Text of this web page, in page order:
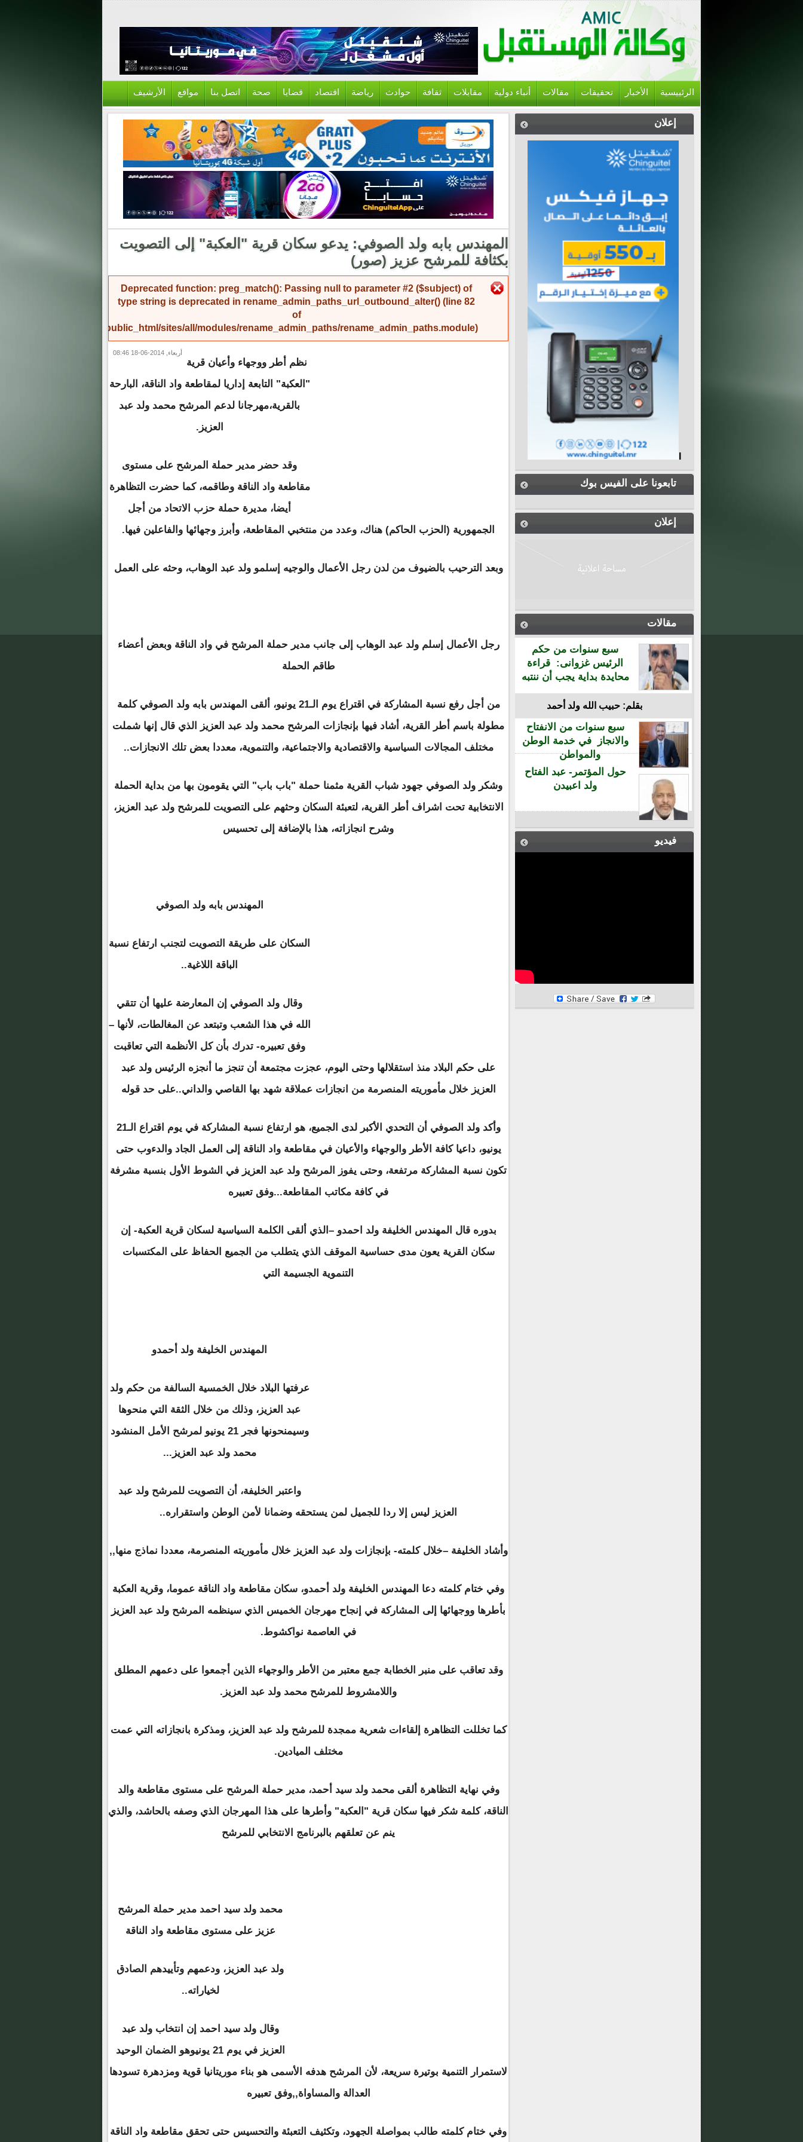
الرئييسية الأخبار تحقيقات مقالات أنباء دولية مقابلات ثقافة حوادث رياضة اقتصاد قضايا صحة اتصل بنا مواقع الأرشيف
إعلان
تابعونا على الفيس بوك
إعلان
مقالات
سبع سنوات من حكم
الرئيس غزوانى: قراءة
محايدة بداية يجب أن ننتبه
بقلم: حبيب الله ولد أحمد
سبع سنوات من الانفتاح
والانجاز في خدمة الوطن
والمواطن
حول المؤتمر- عبد الفتاح
ولد اعبيدن
فيديو
المهندس بابه ولد الصوفي: يدعو سكان قرية "العكبة" إلى التصويت
بكثافة للمرشح عزيز (صور)
رسالة الخطأ Deprecated function: preg_match(): Passing null to parameter #2 ($subject) of
type string is deprecated in rename_admin_paths_url_outbound_alter() (line 82
of
/home/amicinf1/public_html/sites/all/modules/rename_admin_paths/rename_admin_paths.module).
أربعاء, 2014-06-18 08:46
نظم أطر ووجهاء وأعيان قرية
"العكبة" التابعة إداريا لمقاطعة واد الناقة، البارحة
بالقرية،مهرجانا لدعم المرشح محمد ولد عبد
العزيز.
وقد حضر مدير حملة المرشح على مستوى
مقاطعة واد الناقة وطاقمه، كما حضرت التظاهرة
أيضا، مديرة حملة حزب الاتحاد من أجل
الجمهورية (الحزب الحاكم) هناك، وعدد من منتخبي المقاطعة، وأبرز وجهائها والفاعلين فيها.
وبعد الترحيب بالضيوف من لدن رجل الأعمال والوجيه إسلمو ولد عبد الوهاب، وحثه على العمل
رجل الأعمال إسلم ولد عبد الوهاب إلى جانب مدير حملة المرشح في واد الناقة وبعض أعضاء
طاقم الحملة
من أجل رفع نسبة المشاركة في اقتراع يوم الـ21 يونيو، ألقى المهندس بابه ولد الصوفي كلمة
مطولة باسم أطر القرية، أشاد فيها بإنجازات المرشح محمد ولد عبد العزيز الذي قال إنها شملت
مختلف المجالات السياسية والاقتصادية والاجتماعية، والتنموية، معددا بعض تلك الانجازات..
وشكر ولد الصوفي جهود شباب القرية مثمنا حملة "باب باب" التي يقومون بها من بداية الحملة
الانتخابية تحت اشراف أطر القرية، لتعبئة السكان وحثهم على التصويت للمرشح ولد عبد العزيز،
وشرح انجازاته، هذا بالإضافة إلى تحسيس
المهندس بابه ولد الصوفي
السكان على طريقة التصويت لتجنب ارتفاع نسبة
الباقة اللاغية..
وقال ولد الصوفي إن المعارضة عليها أن تتقي
الله في هذا الشعب وتبتعد عن المغالطات، لأنها –
وفق تعبيره- تدرك بأن كل الأنظمة التي تعاقبت
على حكم البلاد منذ استقلالها وحتى اليوم، عجزت مجتمعة أن تنجز ما أنجزه الرئيس ولد عبد
العزيز خلال مأموريته المنصرمة من انجازات عملاقة شهد بها القاصي والداني..على حد قوله
وأكد ولد الصوفي أن التحدي الأكبر لدى الجميع، هو ارتفاع نسبة المشاركة في يوم اقتراع الـ21
يونيو، داعيا كافة الأطر والوجهاء والأعيان في مقاطعة واد الناقة إلى العمل الجاد والدءوب حتى
تكون نسبة المشاركة مرتفعة، وحتى يفوز المرشح ولد عبد العزيز في الشوط الأول بنسبة مشرفة
في كافة مكاتب المقاطعة...وفق تعبيره
بدوره قال المهندس الخليفة ولد احمدو –الذي ألقى الكلمة السياسية لسكان قرية العكبة- إن
سكان القرية يعون مدى حساسية الموقف الذي يتطلب من الجميع الحفاظ على المكتسبات
التنموية الجسيمة التي
المهندس الخليفة ولد أحمدو
عرفتها البلاد خلال الخمسية السالفة من حكم ولد
عبد العزيز، وذلك من خلال الثقة التي منحوها
وسيمنحونها فجر 21 يونيو لمرشح الأمل المنشود
محمد ولد عبد العزيز...
واعتبر الخليفة، أن التصويت للمرشح ولد عبد
العزيز ليس إلا ردا للجميل لمن يستحقه وضمانا لأمن الوطن واستقراره..
وأشاد الخليفة –خلال كلمته- بإنجازات ولد عبد العزيز خلال مأموريته المنصرمة، معددا نماذج منها,,
وفي ختام كلمته دعا المهندس الخليفة ولد أحمدو، سكان مقاطعة واد الناقة عموما، وقرية العكبة
بأطرها ووجهائها إلى المشاركة في إنجاح مهرجان الخميس الذي سينظمه المرشح ولد عبد العزيز
في العاصمة نواكشوط.
وقد تعاقب على منبر الخطابة جمع معتبر من الأطر والوجهاء الذين أجمعوا على دعمهم المطلق
واللامشروط للمرشح محمد ولد عبد العزيز.
كما تخللت التظاهرة إلقاءات شعرية ممجدة للمرشح ولد عبد العزيز، ومذكرة بانجازاته التي عمت
مختلف الميادين.
وفي نهاية التظاهرة ألقى محمد ولد سيد أحمد، مدير حملة المرشح على مستوى مقاطعة والد
الناقة، كلمة شكر فيها سكان قرية "العكبة" وأطرها على هذا المهرجان الذي وصفه بالحاشد، والذي
ينم عن تعلقهم بالبرنامج الانتخابي للمرشح
محمد ولد سيد احمد مدير حملة المرشح
عزيز على مستوى مقاطعة واد الناقة
ولد عبد العزيز، ودعمهم وتأييدهم الصادق
لخياراته..
وقال ولد سيد احمد إن انتخاب ولد عبد
العزيز في يوم 21 يونيوهو الضمان الوحيد
لاستمرار التنمية بوتيرة سريعة، لأن المرشح هدفه الأسمى هو بناء موريتانيا قوية ومزدهرة تسودها
العدالة والمساواة,,وفق تعبيره
وفي ختام كلمته طالب بمواصلة الجهود، وتكثيف التعبئة والتحسيس حتى تحقق مقاطعة واد الناقة